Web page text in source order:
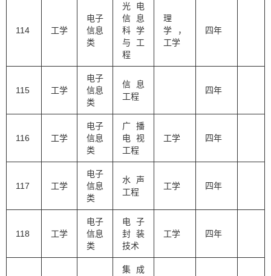
114 工学
电子
信息
类
光电
信息
科学
与工
程
理
学，
工学
四年
115 工学
电子
信息
类
信息
工程
四年
116 工学
电子
信息
类
广播
电视
工程
工学 四年
117 工学
电子
信息
类
水声
工程
工学 四年
118 工学
电子
信息
类
电子
封装
技术
工学 四年
集成